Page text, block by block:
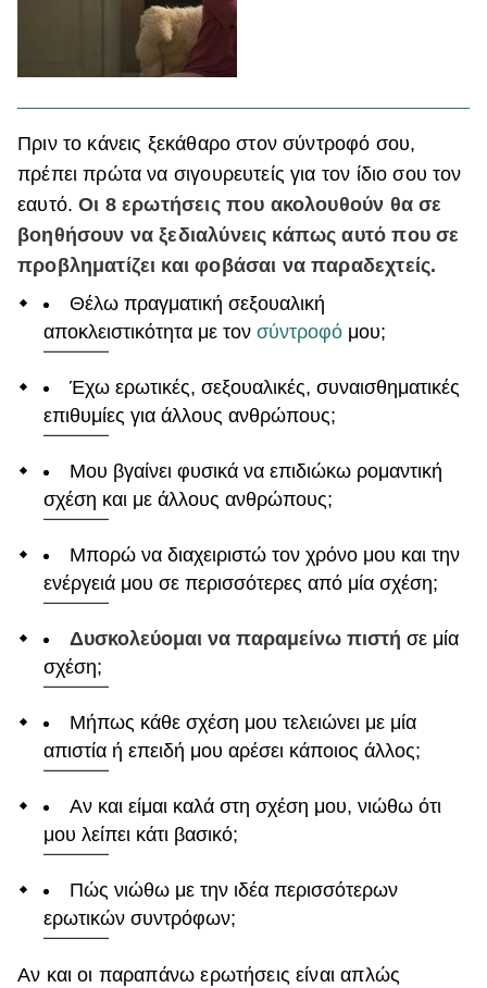
Πριν το κάνεις ξεκάθαρο στον σύντροφό σου,
πρέπει πρώτα να σιγουρευτείς για τον ίδιο σου τον
εαυτό.Οι 8 ερωτήσεις που ακολουθούν θα σε
βοηθήσουν να ξεδιαλύνεις κάπως αυτό που σε
προβληματίζει και φοβάσαι να παραδεχτείς.
Θέλω πραγματική σεξουαλική
αποκλειστικότητα με τον σύντροφό μου;
Έχω ερωτικές, σεξουαλικές, συναισθηματικές
επιθυμίες για άλλους ανθρώπους;
Μου βγαίνει φυσικά να επιδιώκω ρομαντική
σχέση και με άλλους ανθρώπους;
Μπορώ να διαχειριστώ τον χρόνο μου και την
ενέργειά μου σε περισσότερες από μία σχέση;
Δυσκολεύομαι να παραμείνω πιστή σε μία
σχέση;
Μήπως κάθε σχέση μου τελειώνει με μία
απιστία ή επειδή μου αρέσει κάποιος άλλος;
Αν και είμαι καλά στη σχέση μου, νιώθω ότι
μου λείπει κάτι βασικό;
Πώς νιώθω με την ιδέα περισσότερων
ερωτικών συντρόφων;
Αν και οι παραπάνω ερωτήσεις είναι απλώς